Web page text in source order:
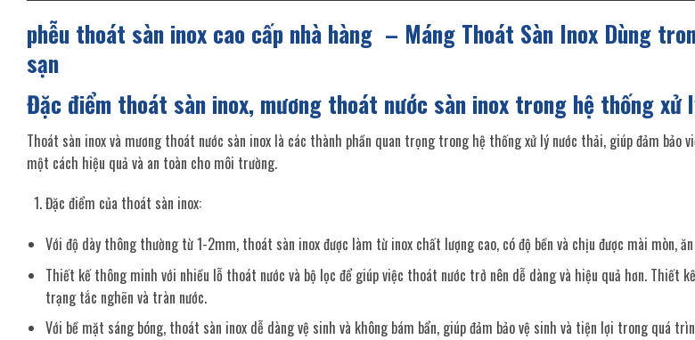
phễu thoát sàn inox cao cấp nhà hàng – Máng Thoát Sàn Inox Dùng
sạn
Đặc điểm thoát sàn inox, mương thoát nước sàn inox trong hệ thống xử
Thoát sàn inox và mương thoát nước sàn inox là các thành phần quan trọng trong hệ thống xử lý nước thải, giúp đảm bảo
một cách hiệu quả và an toàn cho môi trường.
Đặc điểm của thoát sàn inox:
Với độ dày thông thường từ 1-2mm, thoát sàn inox được làm từ inox chất lượng cao, có độ bền và chịu được mài mòn,
Thiết kế thông minh với nhiều lỗ thoát nước và bộ lọc để giúp việc thoát nước trở nên dễ dàng và hiệu quả hơn. Thiết
trạng tắc nghẽn và tràn nước.
Với bề mặt sáng bóng, thoát sàn inox dễ dàng vệ sinh và không bám bẩn, giúp đảm bảo vệ sinh và tiện lợi trong quá